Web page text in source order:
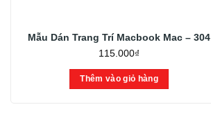
Mẫu Dán Trang Trí Macbook Mac – 304
115.000₫
Thêm vào giỏ hàng